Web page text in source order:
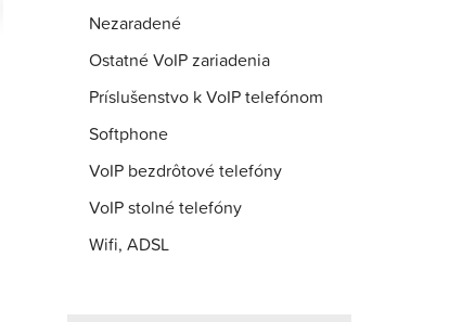
Nezaradené
Ostatné VoIP zariadenia
Príslušenstvo k VoIP telefónom
Softphone
VoIP bezdrôtové telefóny
VoIP stolné telefóny
Wifi, ADSL